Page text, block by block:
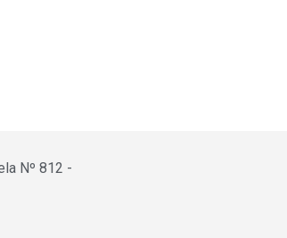
Nº 812 -